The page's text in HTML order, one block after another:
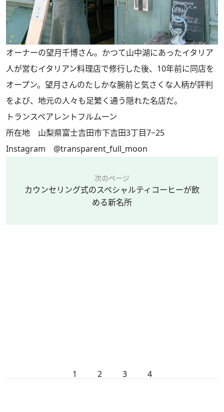
オーナーの望月千博さん。かつて山中湖にあったイタリア
人が営むイタリアン料理店で修行した後、10年前に同店を
オープン。望月さんのたしかな腕前と気さくな人柄が評判
をよび、地元の人々も足繁く通う隠れた名店だ。
トランスペアレントフルムーン
所在地 山梨県富士吉田市下吉田3丁目7−25
Instagram @transparent_full_moon
次のページ
カウンセリング式のスペシャルティコーヒーが飲
める新名所
1 2 3 4